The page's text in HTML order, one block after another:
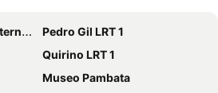
Pedro Gil LRT 1
Quirino LRT 1
Museo Pambata